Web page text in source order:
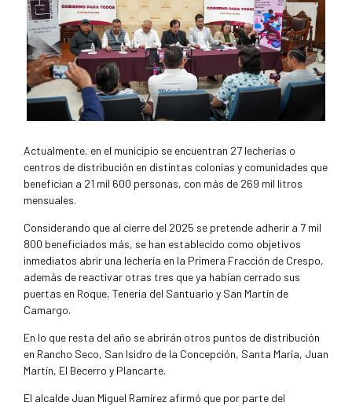
Actualmente, en el municipio se encuentran 27 lecherías o
centros de distribución en distintas colonias y comunidades que
benefician a 21 mil 600 personas, con más de 269 mil litros
mensuales.
Considerando que al cierre del 2025 se pretende adherir a 7 mil
800 beneficiados más, se han establecido como objetivos
inmediatos abrir una lechería en la Primera Fracción de Crespo,
además de reactivar otras tres que ya habían cerrado sus
puertas en Roque, Tenería del Santuario y San Martín de
Camargo.
En lo que resta del año se abrirán otros puntos de distribución
en Rancho Seco, San Isidro de la Concepción, Santa María, Juan
Martín, El Becerro y Plancarte.
El alcalde Juan Miguel Ramírez afirmó que por parte del